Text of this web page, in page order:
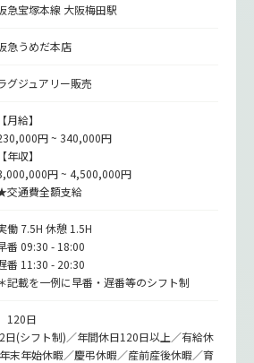
急宝塚本線 大阪梅田駅
急うめだ本店
グジュアリー販売
【月給】
円 ~ 340,000円
【年収】
円 ~ 4,500,000円
交通費全額支給
働 7.5H 休憩 1.5H
番 09:30 - 18:00
番 11:30 - 20:30
記載を一例に早番・遅番等のシフト制
120日
日(シフト制)／年間休日120日以上／有給休
末年始休暇／慶弔休暇／産前産後休暇／育